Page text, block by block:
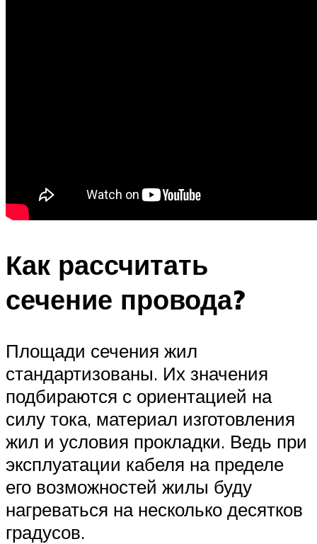
Как рассчитать
сечение провода?
Площади сечения жил
стандартизованы. Их значения
подбираются с ориентацией на
силу тока, материал изготовления
жил и условия прокладки. Ведь при
эксплуатации кабеля на пределе
его возможностей жилы буду
нагреваться на несколько десятков
градусов.